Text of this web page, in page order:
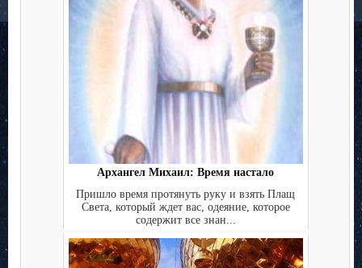
Архангел Михаил: Время настало
Пришло время протянуть руку и взять Плащ
Света, который ждет вас, одеяние, которое
содержит все знан...